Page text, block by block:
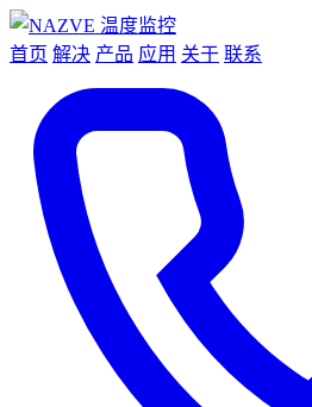
首页 解决 产品 应用 关于 联系